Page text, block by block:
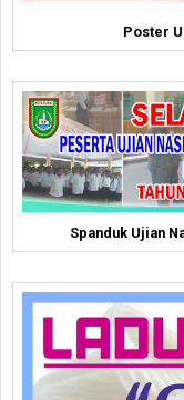
Poster
Spanduk Ujian